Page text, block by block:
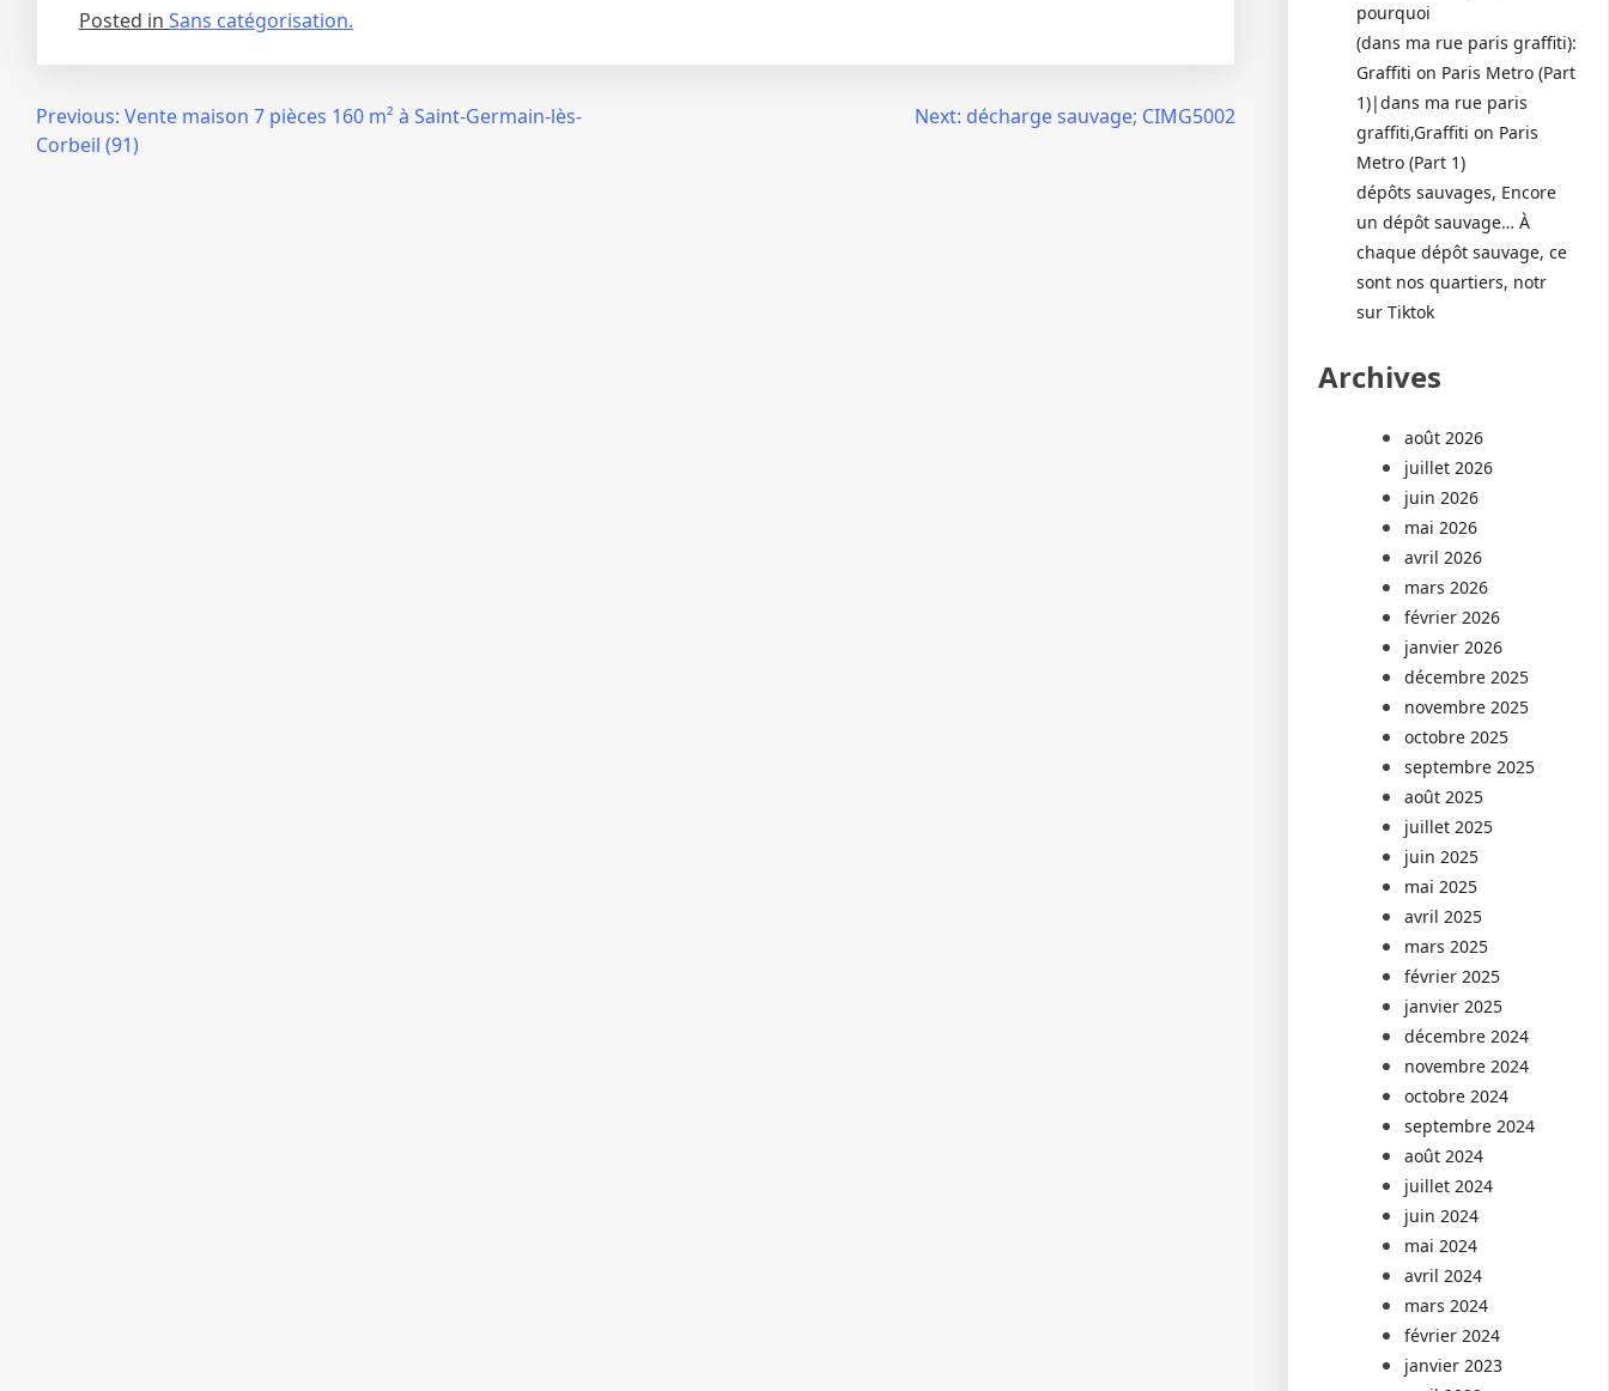
Posted in Sans catégorisation.
Navigation
Previous: Vente maison 7 pièces 160 m² à Saint-Germain-lès-
Corbeil (91)
Next: décharge sauvage; CIMG5002
pourquoi
(dans ma rue paris graffiti):
Graffiti on Paris Metro (Part
1)|dans ma rue paris
graffiti,Graffiti on Paris
Metro (Part 1)
dépôts sauvages, Encore
un dépôt sauvage… À
chaque dépôt sauvage, ce
sont nos quartiers, notr
sur Tiktok
Archives
août 2026
juillet 2026
juin 2026
mai 2026
avril 2026
mars 2026
février 2026
janvier 2026
décembre 2025
novembre 2025
octobre 2025
septembre 2025
août 2025
juillet 2025
juin 2025
mai 2025
avril 2025
mars 2025
février 2025
janvier 2025
décembre 2024
novembre 2024
octobre 2024
septembre 2024
août 2024
juillet 2024
juin 2024
mai 2024
avril 2024
mars 2024
février 2024
janvier 2023